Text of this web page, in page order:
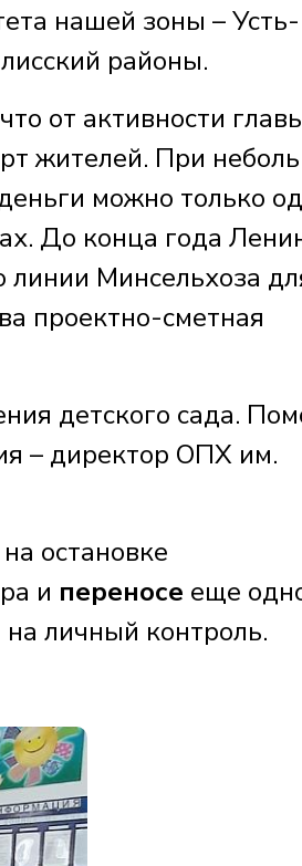
нашей зоны – Усть-
районы.
от активности
жителей. При
можно только
До конца года
линии Минсельхоза
проектно-сметная
детского сада.
– директор ОПХ им.
остановке
и переносе еще
личный контроль.